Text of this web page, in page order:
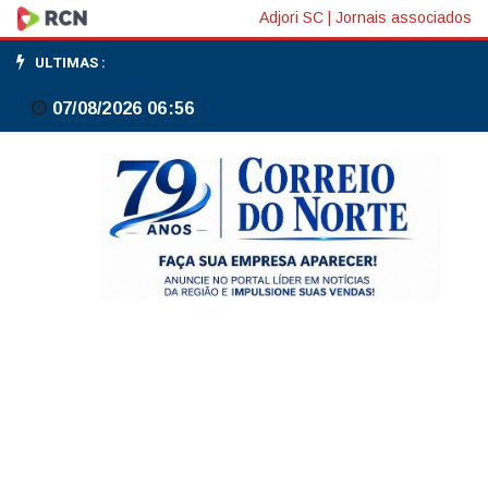
Primeira
edição
do
lideranças
Adjori SC Jornais associados
ULTIMAS :
07/08/2026 06:56